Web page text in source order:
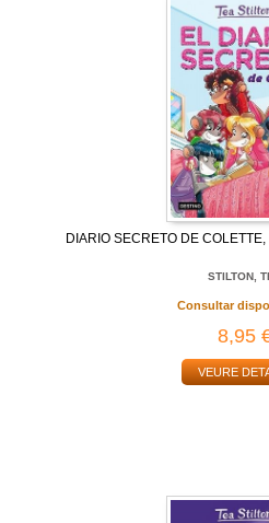
DIARIO SECRETO DE
STILTON,
Consultar
8,95
VEURE